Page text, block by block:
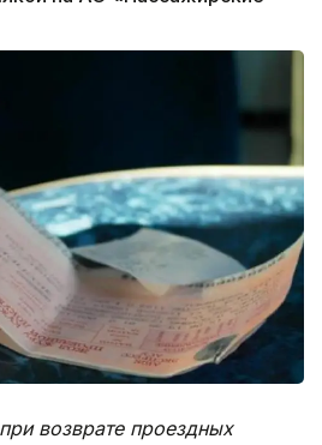
возврате проездных